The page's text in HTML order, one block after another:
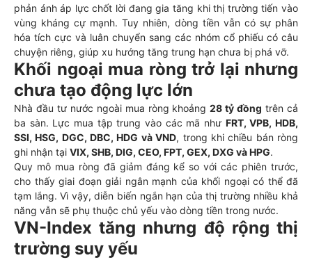
phản ánh áp lực chốt lời đang gia tăng khi thị trường tiến vào
vùng kháng cự mạnh. Tuy nhiên, dòng tiền vẫn có sự phân
hóa tích cực và luân chuyển sang các nhóm cổ phiếu có câu
chuyện riêng, giúp xu hướng tăng trung hạn chưa bị phá vỡ.
Khối ngoại mua ròng trở lại nhưng
chưa tạo động lực lớn
Nhà đầu tư nước ngoài mua ròng khoảng28 tỷ đồng trên cả
ba sàn. Lực mua tập trung vào các mã như FRT, VPB, HDB,
SSI, HSG, DGC, DBC, HDG và VND, trong khi chiều bán ròng
ghi nhận tại VIX, SHB, DIG, CEO, FPT, GEX, DXG và HPG.
Quy mô mua ròng đã giảm đáng kể so với các phiên trước,
cho thấy giai đoạn giải ngân mạnh của khối ngoại có thể đã
tạm lắng. Vì vậy, diễn biến ngắn hạn của thị trường nhiều khả
năng vẫn sẽ phụ thuộc chủ yếu vào dòng tiền trong nước.
VN-Index tăng nhưng độ rộng thị
trường suy yếu